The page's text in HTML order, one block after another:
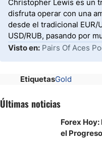
Christopher Lewis es un
disfruta operar con una
desde el tradicional EUR/
USD/RUB, pasando por
Visto en: Pairs Of Aces
EtiquetasGold
Últimas noticias
Forex
el Progreso